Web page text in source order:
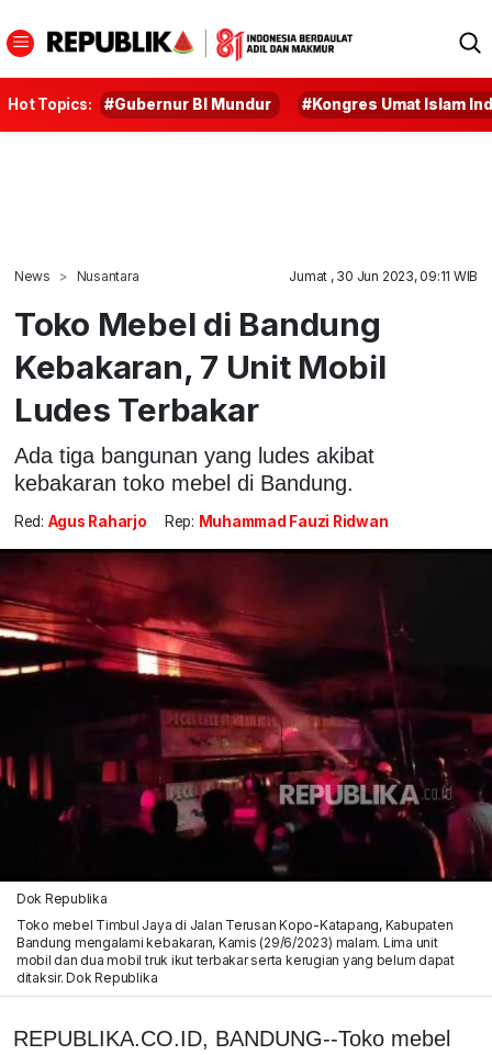
Hot Topics: #Gubernur BI Mundur #Kongres Umat Islam
News Nusantara Jumat , 30 Jun 2023, 09:11 WIB
Toko Mebel di Bandung
Kebakaran, 7 Unit Mobil
Ludes Terbakar
Ada tiga bangunan yang ludes akibat
kebakaran toko mebel di Bandung.
Red: Agus Raharjo Rep: Muhammad Fauzi Ridwan
Dok Republika
Toko mebel Timbul Jaya di Jalan Terusan Kopo-Katapang, Kabupaten
Bandung mengalami kebakaran, Kamis (29/6/2023) malam. Lima unit
mobil dan dua mobil truk ikut terbakar serta kerugian yang belum dapat
ditaksir. Dok Republika
REPUBLIKA.CO.ID, BANDUNG--Toko mebel